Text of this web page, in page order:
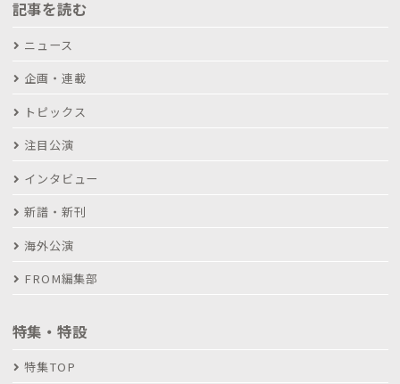
記事を読む
ニュース
企画・連載
トピックス
注目公演
インタビュー
新譜・新刊
海外公演
FROM編集部
特集・特設
特集TOP